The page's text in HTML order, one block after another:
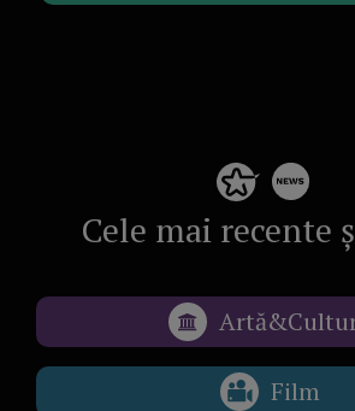
Cele mai recente
Film